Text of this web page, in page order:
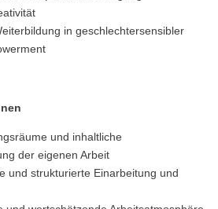
in geschlechtersensibler
und inhaltliche
der eigenen Arbeit
und strukturierte Einarbeitung und